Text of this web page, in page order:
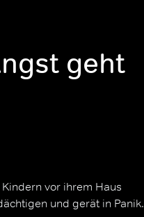
geht
vor ihrem Haus
und gerät in Panik.